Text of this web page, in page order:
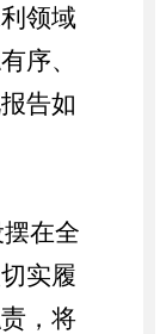
领域
序、
告如
在全
实履
，将